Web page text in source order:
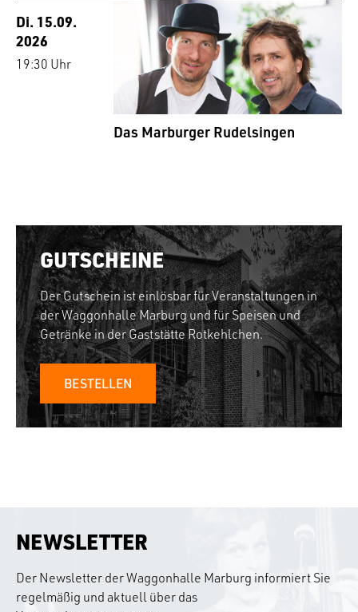
Di. 15.09.
2026
19:30 Uhr
Das Marburger Rudelsingen
GUTSCHEINE
Der Gutschein ist einlösbar für Veranstaltungen in
der Waggonhalle Marburg und für Speisen und
Getränke in der Gaststätte Rotkehlchen.
BESTELLEN
NEWSLETTER
Der Newsletter der Waggonhalle Marburg informiert Sie
regelmäßig und aktuell über das